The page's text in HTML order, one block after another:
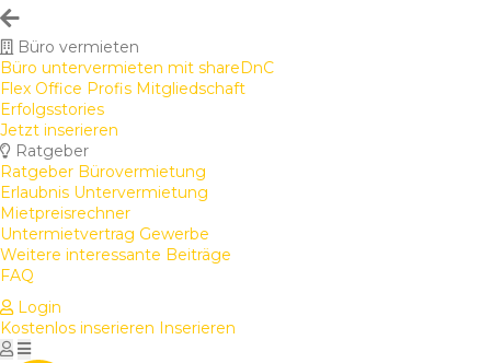
Büro vermieten
Büro untervermieten mit shareDnC
Flex Office Profis Mitgliedschaft
Erfolgsstories
Jetzt inserieren
Ratgeber
Ratgeber Bürovermietung
Erlaubnis Untervermietung
Mietpreisrechner
Untermietvertrag Gewerbe
Weitere interessante Beiträge
FAQ
Login
Kostenlos inserieren Inserieren